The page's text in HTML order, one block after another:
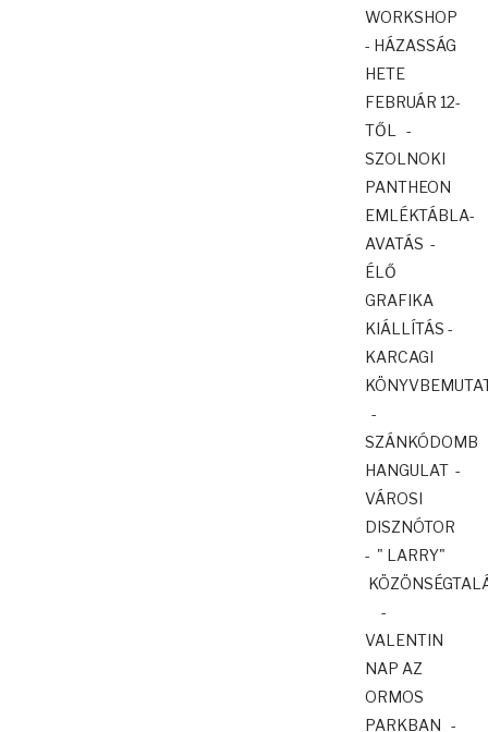
WORKSHOP
- HÁZASSÁG
HETE
FEBRUÁR 12-
TŐL -
SZOLNOKI
PANTHEON
EMLÉKTÁBLA-
AVATÁS -
ÉLŐ
GRAFIKA
KIÁLLÍTÁS -
KARCAGI
-
SZÁNKÓDOMB
HANGULAT -
VÁROSI
DISZNÓTOR
- " LARRY"
-
VALENTIN
NAP AZ
ORMOS
PARKBAN -